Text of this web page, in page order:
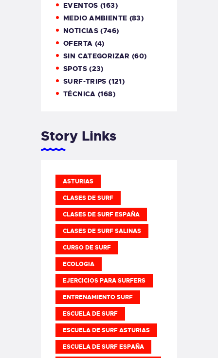
EVENTOS (163)
MEDIO AMBIENTE (83)
NOTICIAS (746)
OFERTA (4)
SIN CATEGORIZAR (60)
SPOTS(23)
SURF-TRIPS (121)
TÉCNICA (168)
Story Links
ASTURIAS
CLASES DE SURF
CLASES DE SURF ESPAÑA
CLASES DE SURF SALINAS
CURSO DE SURF
ECOLOGIA
EJERCICIOS PARA SURFERS
ENTRENAMIENTO SURF
ESCUELA DE SURF
ESCUELA DE SURF ASTURIAS
ESCUELA DE SURF ESPAÑA